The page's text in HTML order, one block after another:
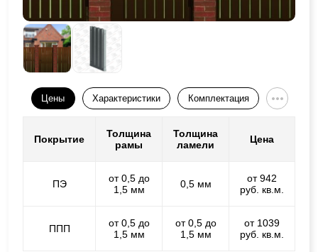
Цены Характеристики Комплектация
Покрытие
Толщина
рамы
Толщина
ламели
Цена
ПЭ
от 0,5 до
1,5 мм
0,5 мм
от 942
руб. кв.м.
ППП
от 0,5 до
1,5 мм
от 0,5 до
1,5 мм
от 1039
руб. кв.м.